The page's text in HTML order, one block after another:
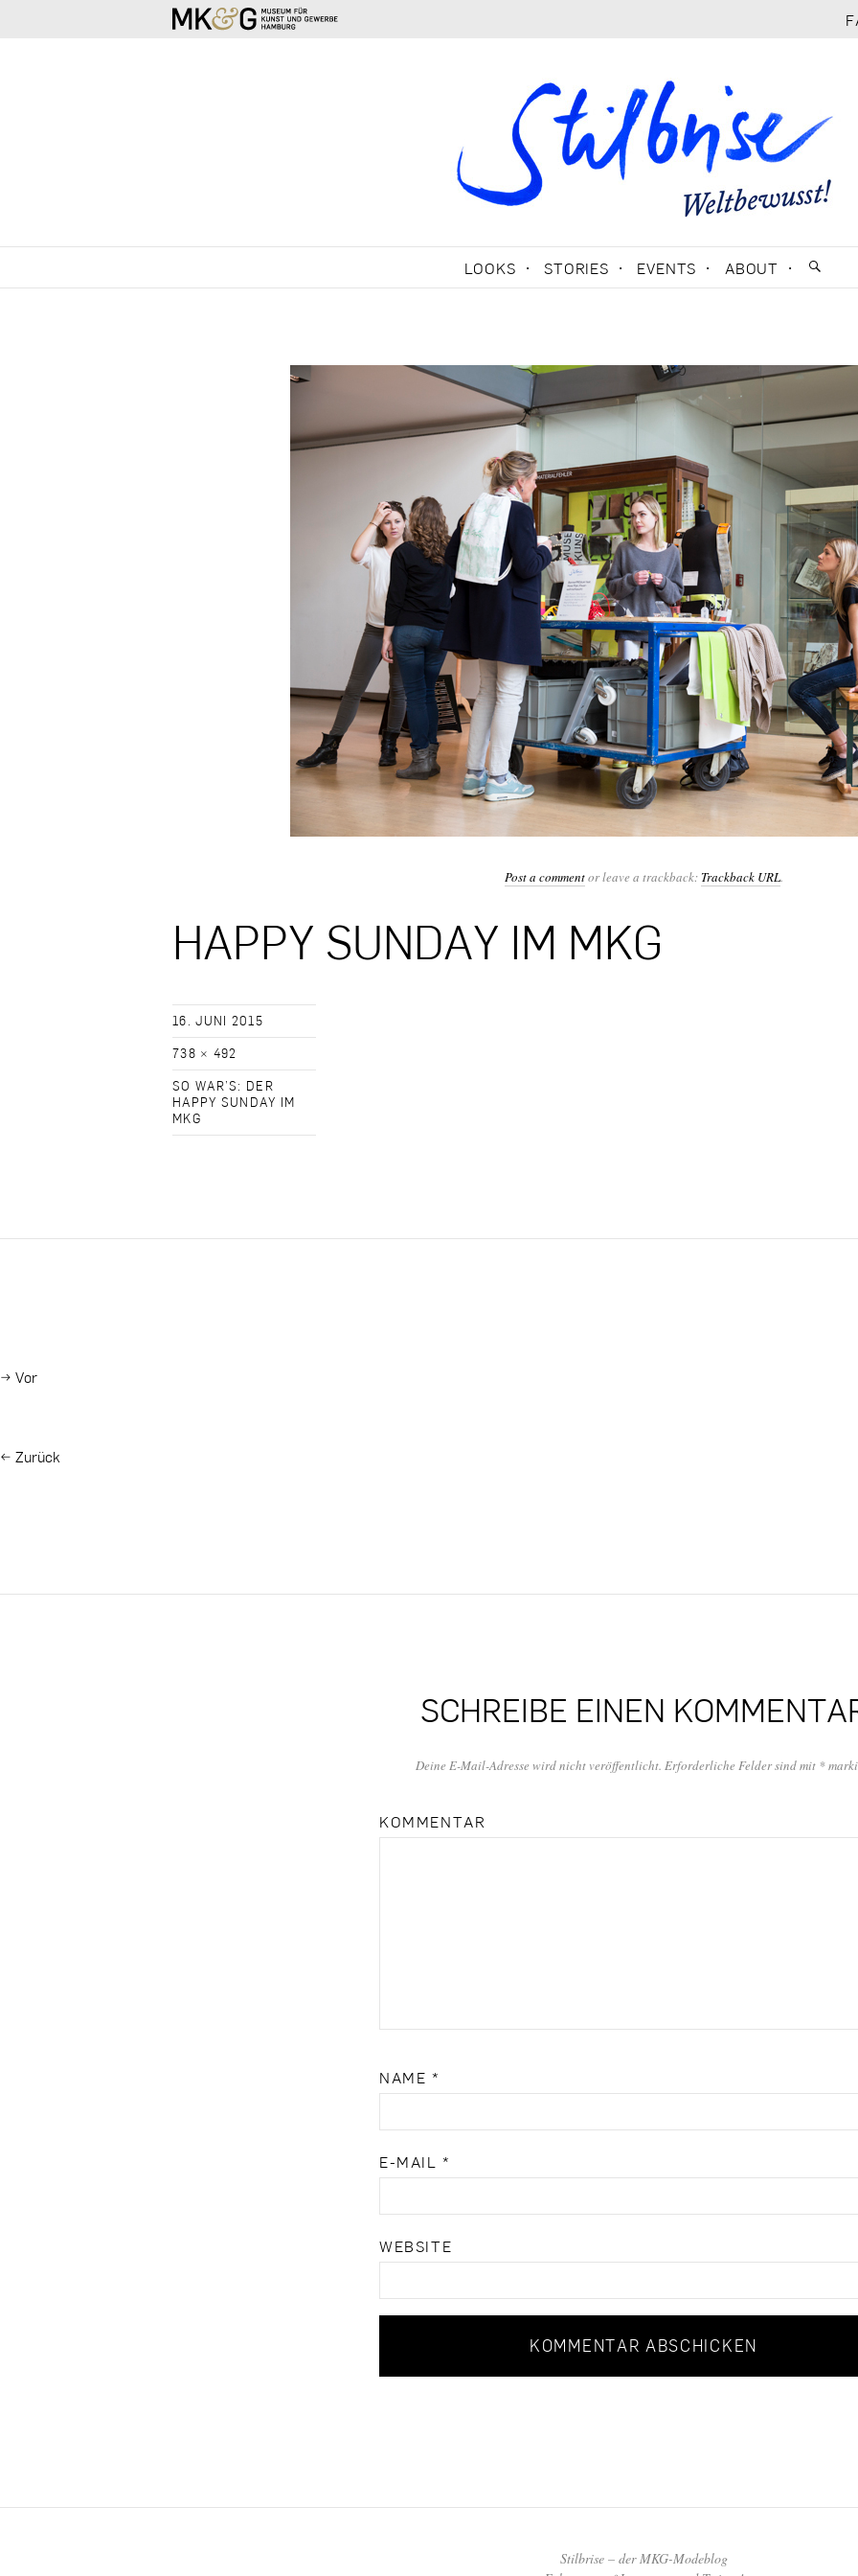
LOOKS STORIES EVENTS ABOUT
Post a commentor leave a trackback: Trackback URL.
HAPPY SUNDAY IM MKG
16. JUNI 2015
738 × 492
SO WAR’S: DER
HAPPY SUNDAY IM
MKG
→ Vor
← Zurück
SCHREIBE EINEN
Deine E-Mail-Adresse wird nicht veröffentlicht. Erforderliche Felder sind mit *
KOMMENTAR
NAME *
E-MAIL*
WEBSITE
Stilbrise – der MKG-Modeblog